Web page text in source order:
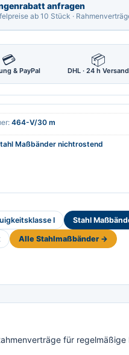
anfragen
ab 10 Stück ·
💳
& PayPal
📦
DHL · 24 h Versand
464-V/30 m
Maßbänder nichtrostend
I Stahl
Alle Stahlmaßbänder →
für regelmäßige